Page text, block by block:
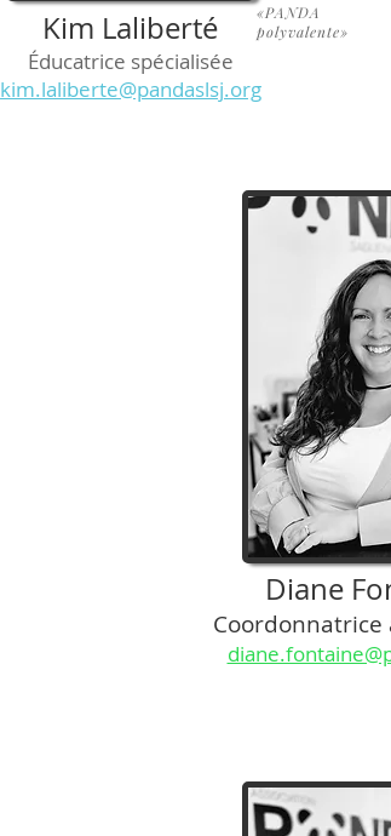
«PANDA
polyvalente»
Kim Laliberté
Éducatrice spécialisée
kim.laliberte@pandaslsj.org
Diane
Coordonnatrice